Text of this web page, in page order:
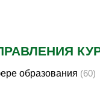
образования (60)